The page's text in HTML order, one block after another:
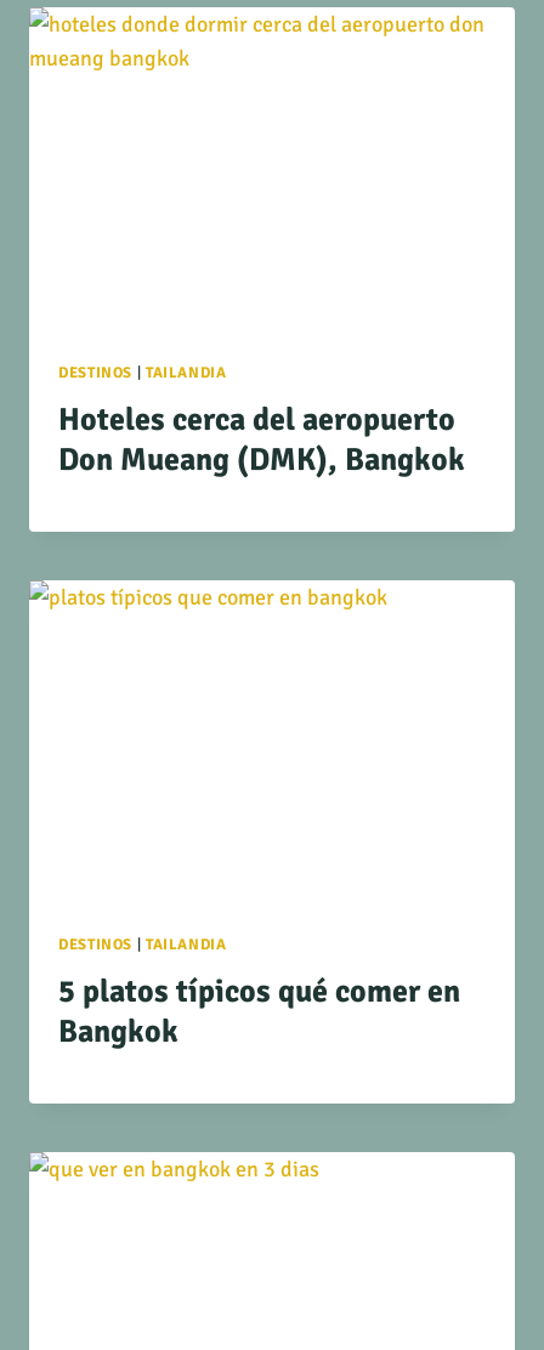
DESTINOS | TAILANDIA
Hoteles cerca del aeropuerto
Don Mueang (DMK), Bangkok
DESTINOS | TAILANDIA
5 platos típicos qué comer en
Bangkok